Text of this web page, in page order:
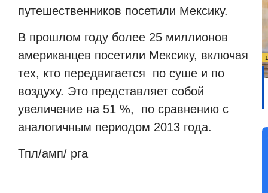
путешественников посетили Мексику.
В прошлом году более 25 миллионов
американцев посетили Мексику, включая
тех, кто передвигается по суше и по
воздуху. Это представляет собой
увеличение на 51 %, по сравнению с
аналогичным периодом 2013 года.
Тпл/амп/ рга